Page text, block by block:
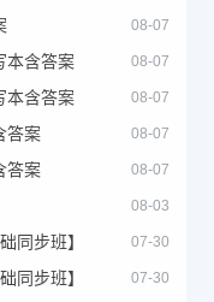
08-07
本含答案 08-07
本含答案 08-07
答案 08-07
答案 08-07
08-03
同步班】 07-30
同步班】 07-30